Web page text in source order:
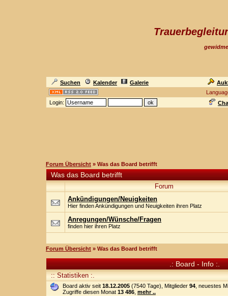
Suchen Kalender Galerie
Login:
Forum Übersicht » Was das Board betrifft
Was das Board betrifft
Forum
Ankündigungen/Neuigkeiten
Hier finden Ankündigungen und Neuigkeiten ihren Platz
Anregungen/Wünsche/Fragen
finden hier ihren Platz
Forum Übersicht » Was das Board betrifft
.: Board - Info :.
:: Statistiken :.
Board aktiv seit 18.12.2005 (7540 Tage), Mitglieder 94 , neuestes
Zugriffe diesen Monat 13 486 mehr ..